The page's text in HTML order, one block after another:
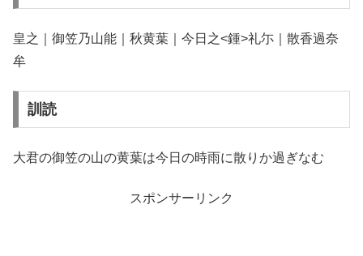
皇之｜御笠乃山能｜秋黄葉｜今日之<鍾>礼尓｜散香過奈
牟
訓読
大君の御笠の山の黄葉は今日の時雨に散りか過ぎなむ
スポンサーリンク